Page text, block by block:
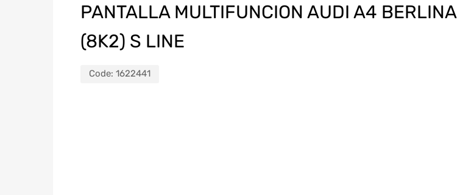
PANTALLA MULTIFUNCION AUDI A4 BERLINA
(8K2) S LINE
Code: 1622441